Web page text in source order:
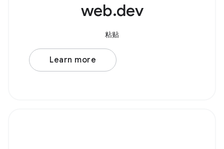
web.dev
粘贴
Learn more